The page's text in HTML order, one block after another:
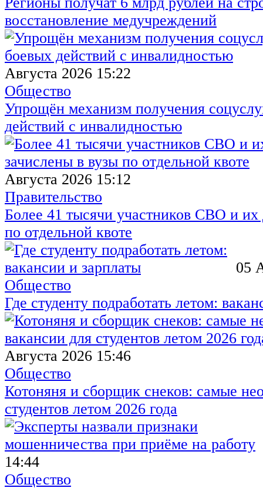
восстановление медучреждений
Августа 2026 15:22
Общество
Упрощён механизм получения
действий с инвалидностью
Августа 2026 15:12
Правительство
Более 41 тысячи участников СВО и их
по отдельной квоте
05
Общество
Где студенту подработать летом:
Августа 2026 15:46
Общество
Котоняня и сборщик снеков: самые
студентов летом 2026 года
14:44
Общество